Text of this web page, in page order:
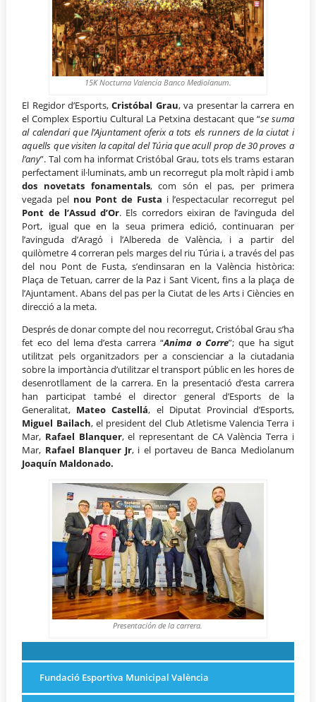
15K Nocturna Valencia Banco Mediolanum.
El Regidor d’Esports,Cristóbal Grau, va presentar la carrera en
el Complex Esportiu Cultural La Petxina destacant que “se suma
al calendari que l’Ajuntament oferix a tots els runners de la ciutat i
aquells que visiten la capital del Túria que acull prop de 30 proves a
l’any”. Tal com ha informat Cristóbal Grau, tots els trams estaran
perfectament il·luminats, amb un recorregut pla molt ràpid i amb
dos novetats fonamentals, com són el pas, per primera
vegada pel nou Pont de Fusta i l’espectacular recorregut pel
Pont de l’Assud d’Or. Els corredors eixiran de l’avinguda del
Port, igual que en la seua primera edició, continuaran per
l’avinguda d’Aragó i l’Albereda de València, i a partir del
quilòmetre 4 correran pels marges del riu Túria i, a través del pas
del nou Pont de Fusta, s’endinsaran en la València històrica:
Plaça de Tetuan, carrer de la Paz i Sant Vicent, fins a la plaça de
l’Ajuntament. Abans del pas per la Ciutat de les Arts i Ciències en
direcció a la meta.
Després de donar compte del nou recorregut, Cristóbal Grau s’ha
fet eco del lema d’esta carrera “Anima o Corre”; que ha sigut
utilitzat pels organitzadors per a conscienciar a la ciutadania
sobre la importància d’utilitzar el transport públic en les hores de
desenrotllament de la carrera. En la presentació d’esta carrera
han participat també el director general d’Esports de la
Generalitat, Mateo Castellá, el Diputat Provincial d’Esports,
Miguel Bailach, el president del Club Atletisme Valencia Terra i
Mar, Rafael Blanquer, el representant de CA València Terra i
Mar, Rafael Blanquer Jr, i el portaveu de Banca Mediolanum
Joaquín Maldonado.
Presentación de la carrera.
Fundació Esportiva Municipal València